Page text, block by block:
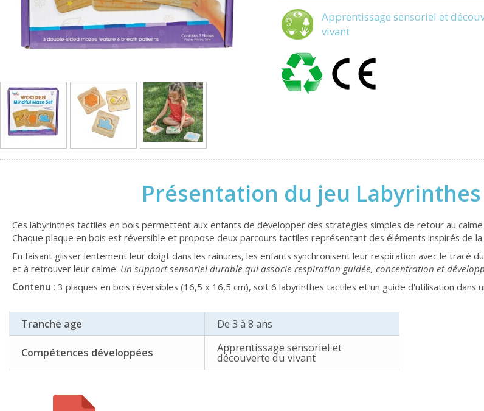
Apprentissage sensoriel et
vivant
Présentation du jeu
Ces labyrinthes tactiles en bois permettent aux enfants de développer des stratégies simples de retour au
Chaque plaque en bois est réversible et propose deux parcours tactiles représentant des éléments inspirés de
En faisant glisser lentement leur doigt dans les rainures, les enfants synchronisent leur respiration avec le tracé
et à retrouver leur calme. Un support sensoriel durable qui associe respiration guidée, concentration et
Contenu : 3 plaques en bois réversibles (16,5 x 16,5 cm), soit 6 labyrinthes tactiles et un guide d'utilisation dans
Tranche age De 3 à 8 ans
Compétences développées Apprentissage sensoriel et
découverte du vivant